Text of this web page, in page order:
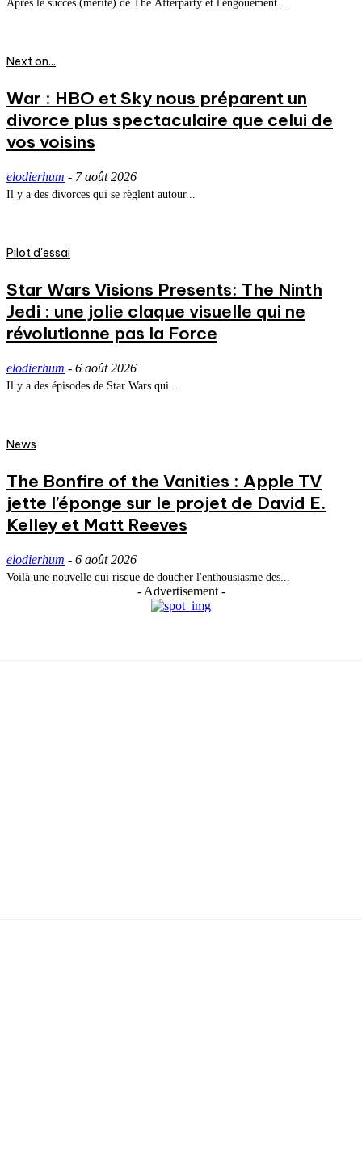
Après le succès (mérité) de The Afterparty et l'engouement...
Next on...
War : HBO et Sky nous préparent un
divorce plus spectaculaire que celui de
vos voisins
elodierhum - 7 août 2026
Il y a des divorces qui se règlent autour...
Pilot d'essai
Star Wars Visions Presents: The Ninth
Jedi : une jolie claque visuelle qui ne
révolutionne pas la Force
elodierhum - 6 août 2026
Il y a des épisodes de Star Wars qui...
News
The Bonfire of the Vanities : Apple TV
jette l’éponge sur le projet de David E.
Kelley et Matt Reeves
elodierhum - 6 août 2026
Voilà une nouvelle qui risque de doucher l'enthousiasme des...
- Advertisement -